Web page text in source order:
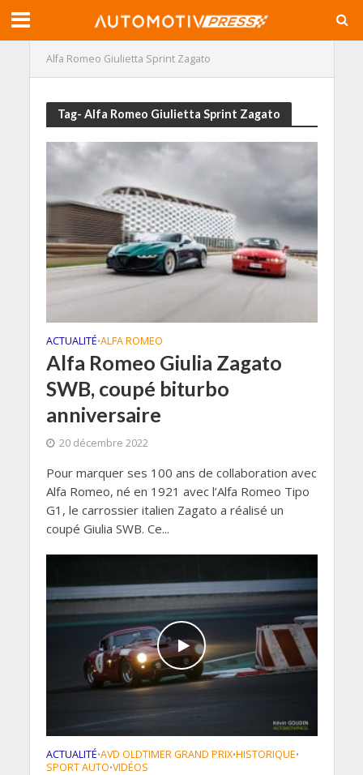
Alfa Romeo Giulietta Sprint Zagato
Tag- Alfa Romeo Giulietta Sprint Zagato
ACTUALITÉ•ALFA ROMEO
Alfa Romeo Giulia Zagato
SWB, coupé biturbo
anniversaire
20 décembre 2022
Pour marquer ses 100 ans de collaboration avec
Alfa Romeo, né en 1921 avec l’Alfa Romeo Tipo
G1, le carrossier italien Zagato a réalisé un
coupé Giulia SWB. Ce...
ACTUALITÉ•AVD OLDTIMER GRAND PRIX•HISTORIQUE•
SPORT AUTO•VIDÉOS